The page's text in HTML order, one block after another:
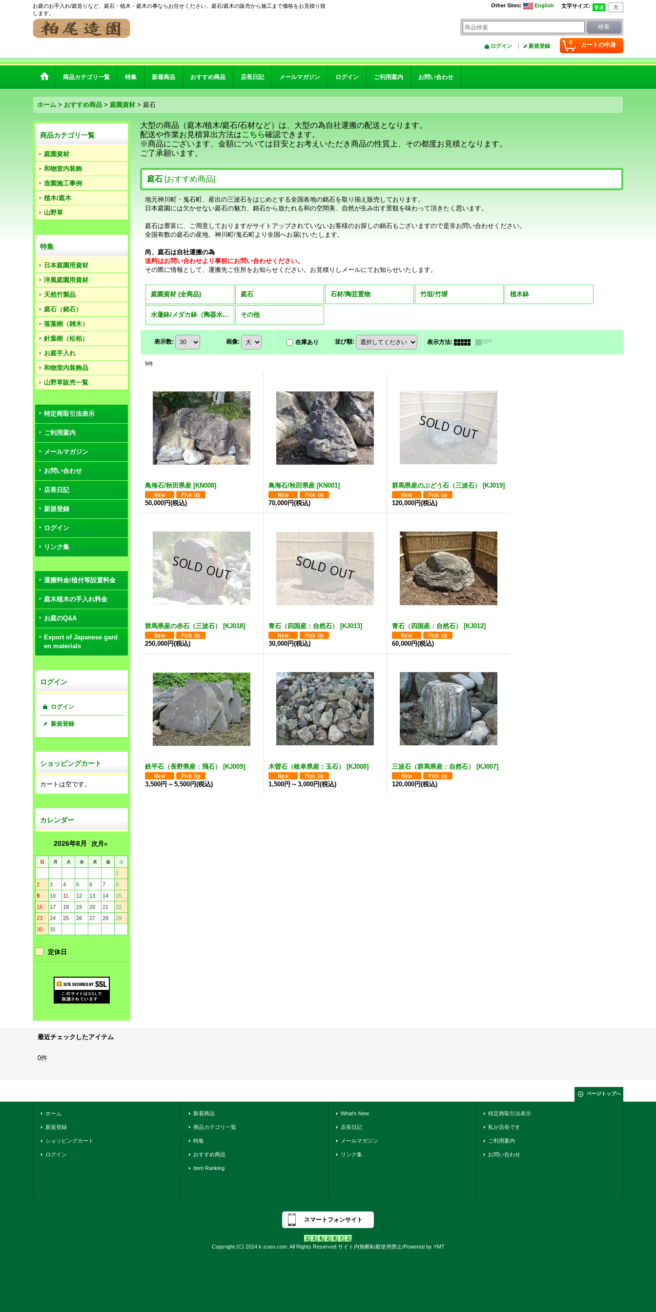
お庭のお手入れ/庭造りなど、庭石・植木・庭木の事ならお任せください。庭石/庭木の販売から施工まで価格をお見積り致
します。
文字サイズ:
Other Sites: English
0 カートの中身
ログイン 新規登録
商品カテゴリ一覧 特集 新着商品 おすすめ商品 店長日記 メールマガジン ログイン ご利用案内 お問い合わせ
ホーム > おすすめ商品 > 庭園資材 > 庭石
商品カテゴリ一覧
庭園資材
和物室内装飾
造園施工事例
植木/庭木
山野草
特集
日本庭園用資材
洋風庭園用資材
天然竹製品
庭石（銘石）
落葉樹（雑木）
針葉樹（松柏）
お庭手入れ
和物室内装飾品
山野草販売一覧
特定商取引法表示
ご利用案内
メールマガジン
お問い合わせ
店長日記
新規登録
ログイン
リンク集
運搬料金/植付等設置料金
庭木植木の手入れ料金
お庭のQ&A
Export of Japanese gard
en materials
ログイン
ログイン
新規登録
ショッピングカート
カートは空です。
カレンダー
2026年8月 次月»
日 月 火 水 木 金 土
1
2
3 4 5 6 7
8
9
10 11 12 13 14
15
16
17 18 19 20 21
22
23
24 25 26 27 28
29
30
31
定休日
大型の商品（庭木/植木/庭石/石材など）は、大型の為自社運搬の配送となります。
配送や作業お見積算出方法はこちら確認できます。
※商品にございます、金額については目安とお考えいただき商品の性質上、その都度お見積となります。
ご了承願います。
庭石 [おすすめ商品]
地元神川町・鬼石町、産出の三波石をはじめとする全国各地の銘石を取り揃え販売しております。
日本庭園には欠かせない庭石の魅力、銘石から放たれる和の空間美、自然が生み出す景観を味わって頂きたく思います。
庭石は豊富に、ご用意しておりますがサイトアップされていないお客様のお探しの銘石もございますので是非お問い合わせください。
全国有数の庭石の産地、神川町/鬼石町より全国へお届けいたします。
尚、庭石は自社運搬の為
送料はお問い合わせより事前にお問い合わせください。
その際に情報として、運搬先ご住所をお知らせください。お見積りしメールにてお知らせいたします。
庭園資材 (全商品) 庭石 石材/陶芸置物 竹垣/竹塀 植木鉢
水蓮鉢/メダカ鉢（陶器水瓶） その他
表示数: 画像: 在庫あり 並び順: 表示方法:
9件
鳥海石/秋田県産 [KN008]
50,000円(税込)
鳥海石/秋田県産 [KN001]
70,000円(税込)
群馬県産のぶどう石（三波石） [KJ019]
120,000円(税込)
群馬県産の赤石（三波石） [KJ018]
250,000円(税込)
青石（四国産：自然石） [KJ013]
30,000円(税込)
青石（四国産：自然石） [KJ012]
60,000円(税込)
鉄平石（長野県産：飛石） [KJ009]
3,500円 ～ 5,500円(税込)
木曽石（岐阜県産：玉石） [KJ008]
1,500円 ～ 3,000円(税込)
三波石（群馬県産：自然石） [KJ007]
120,000円(税込)
最近チェックしたアイテム
0件
ページトップへ
ホーム
新規登録
ショッピングカート
ログイン
新着商品
商品カテゴリ一覧
特集
おすすめ商品
Item Ranking
What's New
店長日記
メールマガジン
リンク集
特定商取引法表示
私が店長です
ご利用案内
お問い合わせ
スマートフォンサイト
Copyright (C) 2014 k-zoen.com. All Rights Reserved.サイト内無断転載使用禁止/Powered by YMT